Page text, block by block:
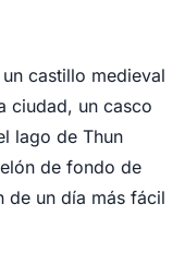
castillo medieval
ciudad, un casco
lago de Thun
de fondo de
de un día más fácil